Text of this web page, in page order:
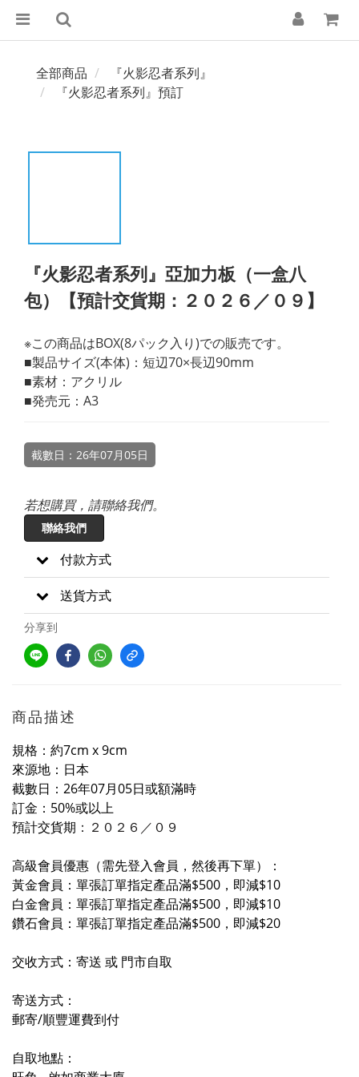
全部商品
『火影忍者系列』
『火影忍者系列』預訂
『火影忍者系列』亞加力板（一盒八
包）【預計交貨期：２０２６／０９】
※この商品はBOX(8パック入り)での販売です。
■製品サイズ(本体)：短辺70×長辺90mm
■素材：アクリル
■発売元：A3
截數日：26年07月05日
若想購買，請聯絡我們。
聯絡我們
付款方式
送貨方式
分享到
商品描述
規格：約7cm x 9cm
來源地：日本
截數日：26年07月05日或額滿時
訂金：50%或以上
預計交貨期 ：２０２６／０ ９
高級會員優惠（需先登入會員，然後再下單）：
黃金會員：單張訂單指定產品滿$500，即減$10
白金會員：單張訂單指定產品滿$500，即減$10
鑽石會員：單張訂單指定產品滿$500，即減$20
交收方式：寄送 或 門市自取
寄送方式：
郵寄/順豐運費到付
自取地點：